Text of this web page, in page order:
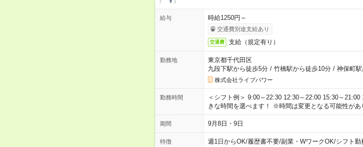
給与 時給1250円～
交通費別途支給あり
交通費 支給（規定有り）
勤務地
東京都千代田区
九段下駅から徒歩5分/ 竹橋駅から徒歩10分/ 神保町
株式会社ライブパワー
勤務時間
＜シフト例＞ 9:00～22:30 12:30～22:00 15:30～
きな時間を選べます！ ※時間は変更となる可能性があ
期間 9月8日・9日
特徴 週1日からOK/履歴書不要/副業・WワークOK/シフト勤